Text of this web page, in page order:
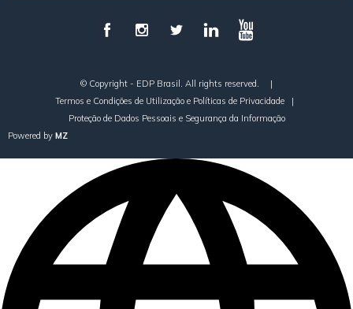
© Copyright - EDP Brasil. All rights reserved.
|
Termos e Condições de Utilização e Políticas de Privacidade
|
Proteção de Dados Pessoais e Segurança da Informação
Powered by MZ